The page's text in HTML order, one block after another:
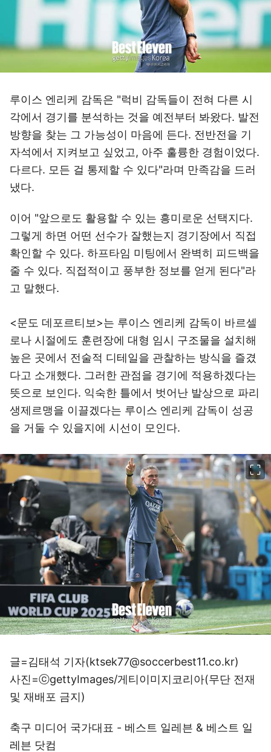
루이스 엔리케 감독은 "럭비 감독들이 전혀 다른 시
각에서 경기를 분석하는 것을 예전부터 봐왔다. 발전
방향을 찾는 그 가능성이 마음에 든다. 전반전을 기
자석에서 지켜보고 싶었고, 아주 훌륭한 경험이었다.
다르다. 모든 걸 통제할 수 있다"라며 만족감을 드러
냈다.
이어 "앞으로도 활용할 수 있는 흥미로운 선택지다.
그렇게 하면 어떤 선수가 잘했는지 경기장에서 직접
확인할 수 있다. 하프타임 미팅에서 완벽히 피드백을
줄 수 있다. 직접적이고 풍부한 정보를 얻게 된다"라
고 말했다.
<문도 데포르티보>는 루이스 엔리케 감독이 바르셀
로나 시절에도 훈련장에 대형 임시 구조물을 설치해
높은 곳에서 전술적 디테일을 관찰하는 방식을 즐겼
다고 소개했다. 그러한 관점을 경기에 적용하겠다는
뜻으로 보인다. 익숙한 틀에서 벗어난 발상으로 파리
생제르맹을 이끌겠다는 루이스 엔리케 감독이 성공
을 거둘 수 있을지에 시선이 모인다.
글=김태석 기자(ktsek77@soccerbest11.co.kr)
사진=ⓒgettyImages/게티이미지코리아(무단 전재
및 재배포 금지)
축구 미디어 국가대표 - 베스트 일레븐 & 베스트 일
레븐 닷컴